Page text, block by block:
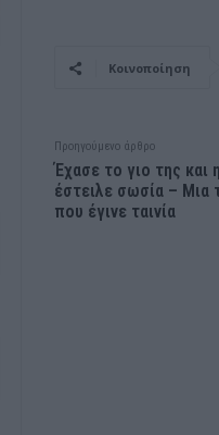
Κοινοποίηση
Προηγούμενο άρθρο
Έχασε το γιο της και
έστειλε σωσία – Mια
που έγινε ταινία